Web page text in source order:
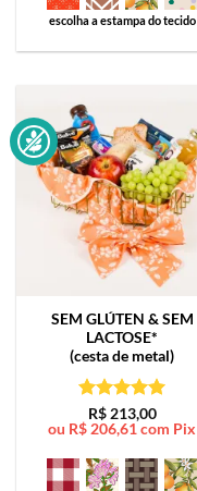
escolha a estampa do tecido
SEM GLÚTEN & SEM
LACTOSE*
(cesta de metal)
Avaliação5
de 5
R$213,00
ou R$206,61com Pix